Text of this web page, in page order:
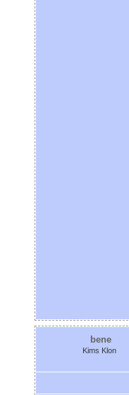
bene
Kims Klon